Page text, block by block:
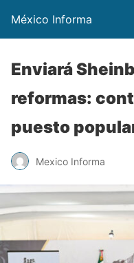
México Informa
Enviará
reformas:
puesto
Mexico Informa